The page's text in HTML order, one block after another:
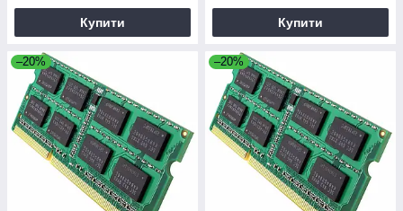
Купити Купити
–20% –20%